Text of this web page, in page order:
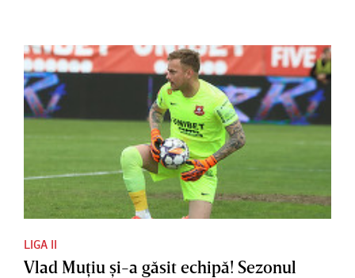
LIGA II
Vlad Muţiu şi-a găsit echipă! Sezonul